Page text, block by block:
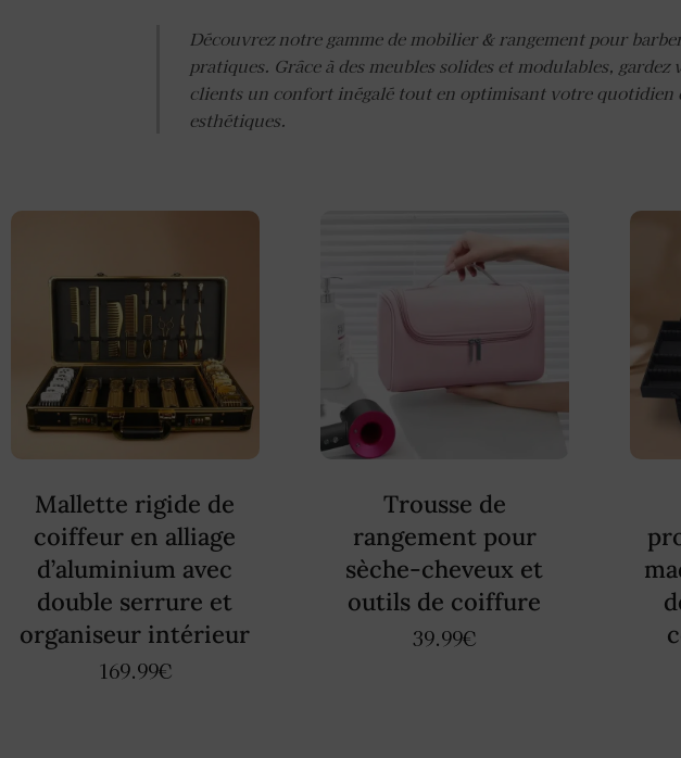
Découvrez notre gamme de mobilier & rangement pour
pratiques. Grâce à des meubles solides et modulables,
clients un confort inégalé tout en optimisant votre quotidien
esthétiques.
Mallette rigide de
coiffeur en alliage
d’aluminium avec
double serrure et
organiseur intérieur
169.99€
Trousse de
rangement pour
sèche-cheveux et
outils de coiffure
39.99€